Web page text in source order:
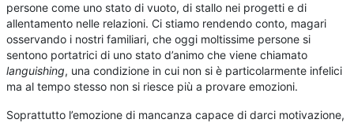
persone come uno stato di vuoto, di stallo nei progetti e di
allentamento nelle relazioni. Ci stiamo rendendo conto, magari
osservando i nostri familiari, che oggi moltissime persone si
sentono portatrici di uno stato d’animo che viene chiamato
languishing, una condizione in cui non si è particolarmente infelici
ma al tempo stesso non si riesce più a provare emozioni.
Soprattutto l’emozione di mancanza capace di darci motivazione,